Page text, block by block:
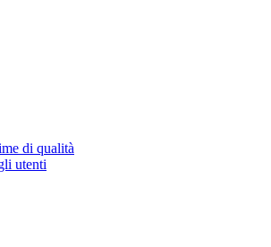
di qualità
utenti